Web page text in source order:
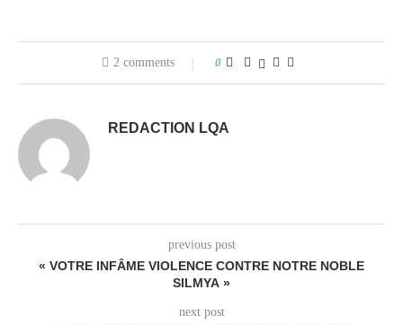
2 comments 0
REDACTION LQA
previous post
« VOTRE INFÂME VIOLENCE CONTRE NOTRE NOBLE
SILMYA »
next post